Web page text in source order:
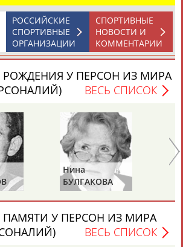
Андрей
АБДУВАЛИЕВ
Герман
АБДУЛАЕВ
Камиль
АБДУЛАЗИЗОВ
Загалав
АБДУЛБЕКОВ
Магомед
АБДУЛКАГИРОВ
Назир
АБДУЛЛАЕВ
СПОРТИВНЫЕ
НОВОСТИ И
КОММЕНТАРИИ
РОССИЙСКИЕ
СПОРТИВНЫЕ
ОРГАНИЗАЦИИ
РОЖДЕНИЯ У ПЕРСОН ИЗ МИРА
ВЕСЬ СПИСОК
Нина
БУЛГАКОВА
ПАМЯТИ У ПЕРСОН ИЗ МИРА
ВЕСЬ СПИСОК